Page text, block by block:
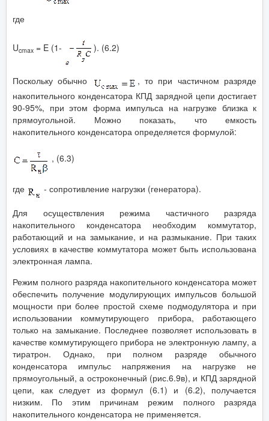
где
Ucmax = E (1- ). (6.2)
Поскольку обычно
, то при частичном разряде
накопительного конденсатора КПД зарядной цепи достигает
90-95%, при этом форма импульса на нагрузке близка к
прямоугольной. Можно показать, что емкость
накопительного конденсатора определяется формулой:
, (6.3)
где
- сопротивление нагрузки (генератора).
Для осуществления режима частичного разряда
накопительного конденсатора необходим коммутатор,
работающий и на замыкание, и на размыкание. При таких
условиях в качестве коммутатора может быть использована
электронная лампа.
Режим полного разряда накопительного конденсатора может
обеспечить получение модулирующих импульсов большой
мощности при более простой схеме подмодулятора и при
использовании коммутирующего прибора, работающего
только на замыкание. Последнее позволяет использовать в
качестве коммутирующего прибора не электронную лампу, а
тиратрон. Однако, при полном разряде обычного
конденсатора импульс напряжения на нагрузке не
прямоугольный, а остроконечный (рис.6.9в), и КПД зарядной
цепи, как следует из формул (6.1) и (6.2), получается
низким. По этим причинам режим полного разряда
накопительного конденсатора не применяется.